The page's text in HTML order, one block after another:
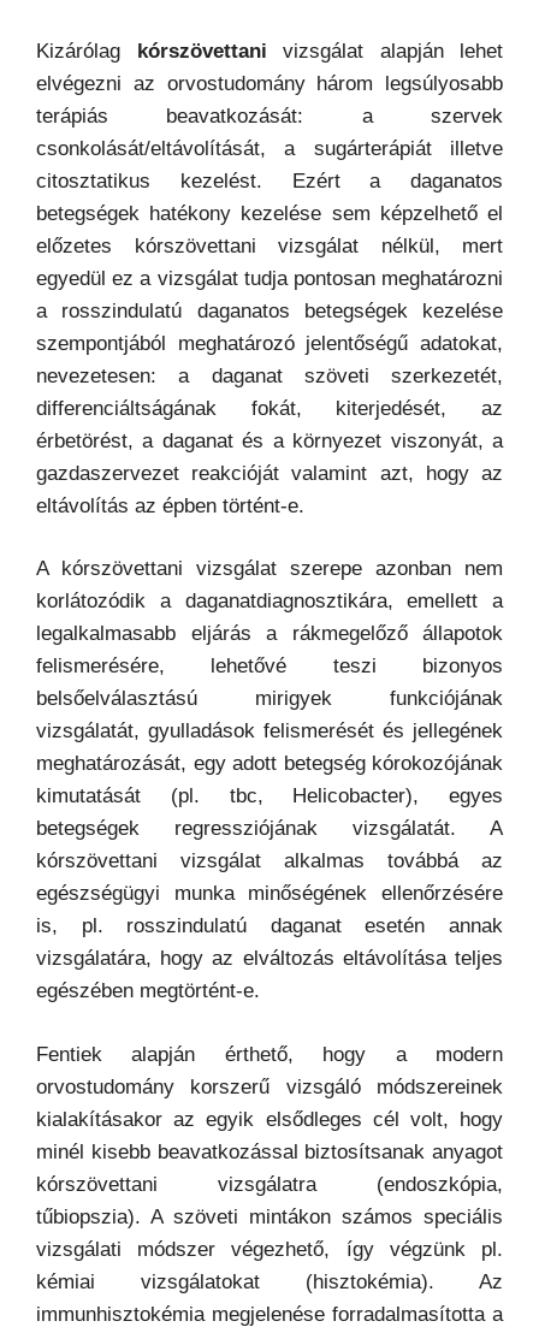
Kizárólag kórszövettani vizsgálat alapján lehet
elvégezni az orvostudomány három legsúlyosabb
terápiás beavatkozását: a szervek
csonkolását/eltávolítását, a sugárterápiát illetve
citosztatikus kezelést. Ezért a daganatos
betegségek hatékony kezelése sem képzelhető el
előzetes kórszövettani vizsgálat nélkül, mert
egyedül ez a vizsgálat tudja pontosan meghatározni
a rosszindulatú daganatos betegségek kezelése
szempontjából meghatározó jelentőségű adatokat,
nevezetesen: a daganat szöveti szerkezetét,
differenciáltságának fokát, kiterjedését, az
érbetörést, a daganat és a környezet viszonyát, a
gazdaszervezet reakcióját valamint azt, hogy az
eltávolítás az épben történt-e.
A kórszövettani vizsgálat szerepe azonban nem
korlátozódik a daganatdiagnosztikára, emellett a
legalkalmasabb eljárás a rákmegelőző állapotok
felismerésére, lehetővé teszi bizonyos
belsőelválasztású mirigyek funkciójának
vizsgálatát, gyulladások felismerését és jellegének
meghatározását, egy adott betegség kórokozójának
kimutatását (pl. tbc, Helicobacter), egyes
betegségek regressziójának vizsgálatát. A
kórszövettani vizsgálat alkalmas továbbá az
egészségügyi munka minőségének ellenőrzésére
is, pl. rosszindulatú daganat esetén annak
vizsgálatára, hogy az elváltozás eltávolítása teljes
egészében megtörtént-e.
Fentiek alapján érthető, hogy a modern
orvostudomány korszerű vizsgáló módszereinek
kialakításakor az egyik elsődleges cél volt, hogy
minél kisebb beavatkozással biztosítsanak anyagot
kórszövettani vizsgálatra (endoszkópia,
tűbiopszia). A szöveti mintákon számos speciális
vizsgálati módszer végezhető, így végzünk pl.
kémiai vizsgálatokat (hisztokémia). Az
immunhisztokémia megjelenése forradalmasította a